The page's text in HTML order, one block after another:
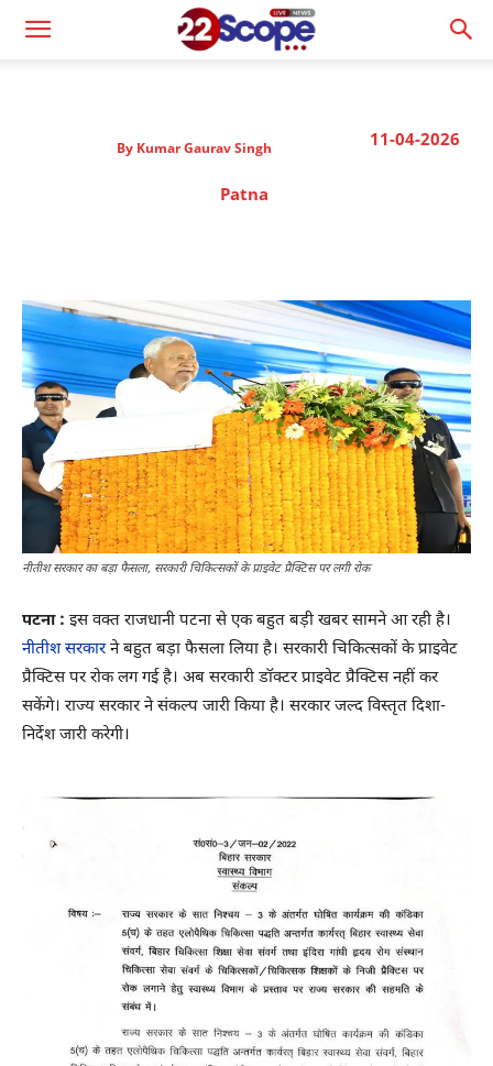
11-04-2026
By Kumar Gaurav Singh
Patna
नीतीश सरकार का बड़ा फैसला, सरकारी चिकित्सकों के प्राइवेट प्रैक्टिस पर लगी रोक
पटना : इस वक्त राजधानी पटना से एक बहुत बड़ी खबर सामने आ रही है।
नीतीश सरकारने बहुत बड़ा फैसला लिया है। सरकारी चिकित्सकों के प्राइवेट
प्रैक्टिस पर रोक लग गई है। अब सरकारी डॉक्टर प्राइवेट प्रैक्टिस नहीं कर
सकेंगे। राज्य सरकार ने संकल्प जारी किया है। सरकार जल्द विस्तृत दिशा-
निर्देश जारी करेगी।